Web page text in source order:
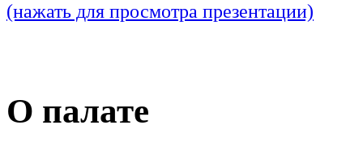
(нажать для просмотра презентации)
О палате